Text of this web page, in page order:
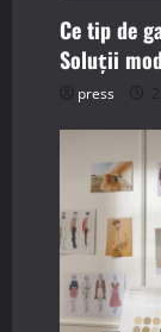
Ce tip de
Soluții
press